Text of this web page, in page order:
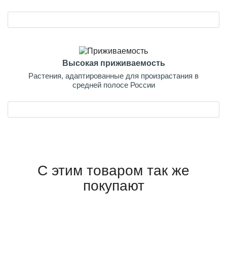
Высокая приживаемость
Растения, адаптированные для произрастания в
средней полосе России
С этим товаром так же
покупают